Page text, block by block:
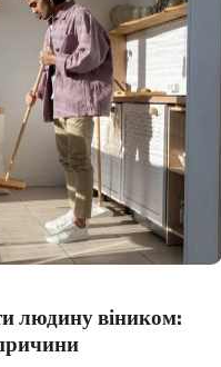
людину віником: